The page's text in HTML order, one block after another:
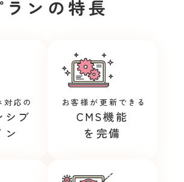
ランの特長
対応の
シブ
ン
お客様が更新できる
CMS機能
を完備